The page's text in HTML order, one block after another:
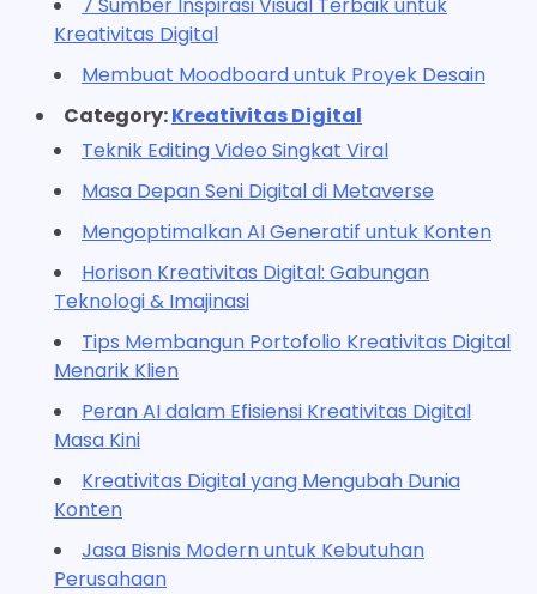
7 Sumber Inspirasi Visual Terbaik untuk
Kreativitas Digital
Membuat Moodboard untuk Proyek Desain
Category:Kreativitas Digital
Teknik Editing Video Singkat Viral
Masa Depan Seni Digital di Metaverse
Mengoptimalkan AI Generatif untuk Konten
Horison Kreativitas Digital: Gabungan
Teknologi & Imajinasi
Tips Membangun Portofolio Kreativitas Digital
Menarik Klien
Peran AI dalam Efisiensi Kreativitas Digital
Masa Kini
Kreativitas Digital yang Mengubah Dunia
Konten
Jasa Bisnis Modern untuk Kebutuhan
Perusahaan